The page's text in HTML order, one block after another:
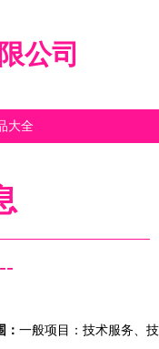
公司
大全
： 一般项目：技术服务、技